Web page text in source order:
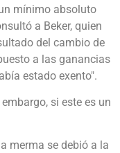
mínimo absoluto
a Beker, quien
del cambio de
a las ganancias
estado exento".
si este es un
merma se debió a la